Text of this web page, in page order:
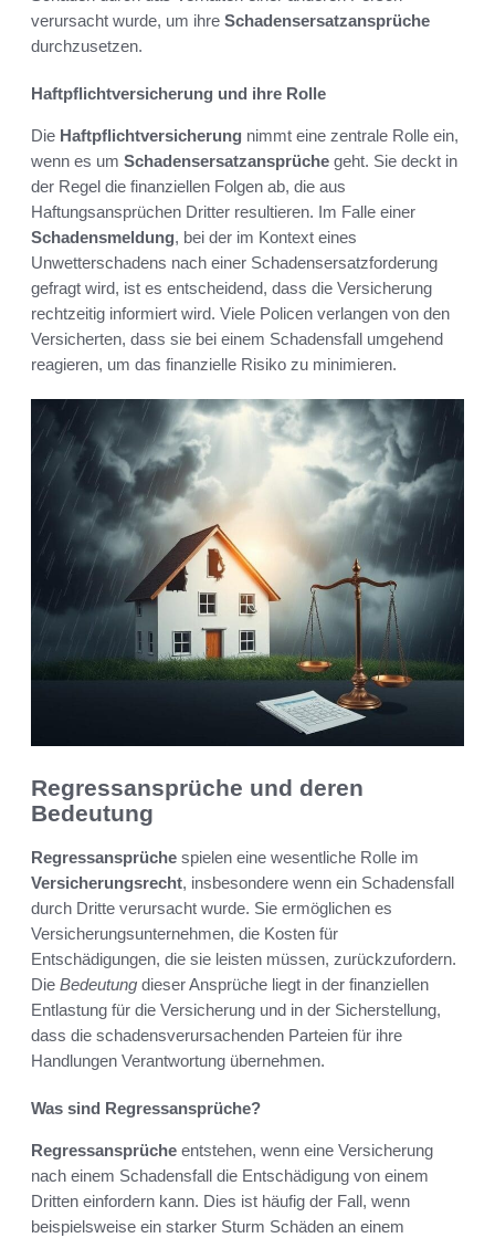
verursacht wurde, um ihre Schadensersatzansprüche
durchzusetzen.
Haftpflichtversicherung und ihre Rolle
Die Haftpflichtversicherung nimmt eine zentrale Rolle ein,
wenn es um Schadensersatzansprüche geht. Sie deckt in
der Regel die finanziellen Folgen ab, die aus
Haftungsansprüchen Dritter resultieren. Im Falle einer
Schadensmeldung, bei der im Kontext eines
Unwetterschadens nach einer Schadensersatzforderung
gefragt wird, ist es entscheidend, dass die Versicherung
rechtzeitig informiert wird. Viele Policen verlangen von den
Versicherten, dass sie bei einem Schadensfall umgehend
reagieren, um das finanzielle Risiko zu minimieren.
Regressansprüche und deren
Bedeutung
Regressansprüche spielen eine wesentliche Rolle im
Versicherungsrecht, insbesondere wenn ein Schadensfall
durch Dritte verursacht wurde. Sie ermöglichen es
Versicherungsunternehmen, die Kosten für
Entschädigungen, die sie leisten müssen, zurückzufordern.
Die Bedeutung dieser Ansprüche liegt in der finanziellen
Entlastung für die Versicherung und in der Sicherstellung,
dass die schadensverursachenden Parteien für ihre
Handlungen Verantwortung übernehmen.
Was sind Regressansprüche?
Regressansprüche entstehen, wenn eine Versicherung
nach einem Schadensfall die Entschädigung von einem
Dritten einfordern kann. Dies ist häufig der Fall, wenn
beispielsweise ein starker Sturm Schäden an einem